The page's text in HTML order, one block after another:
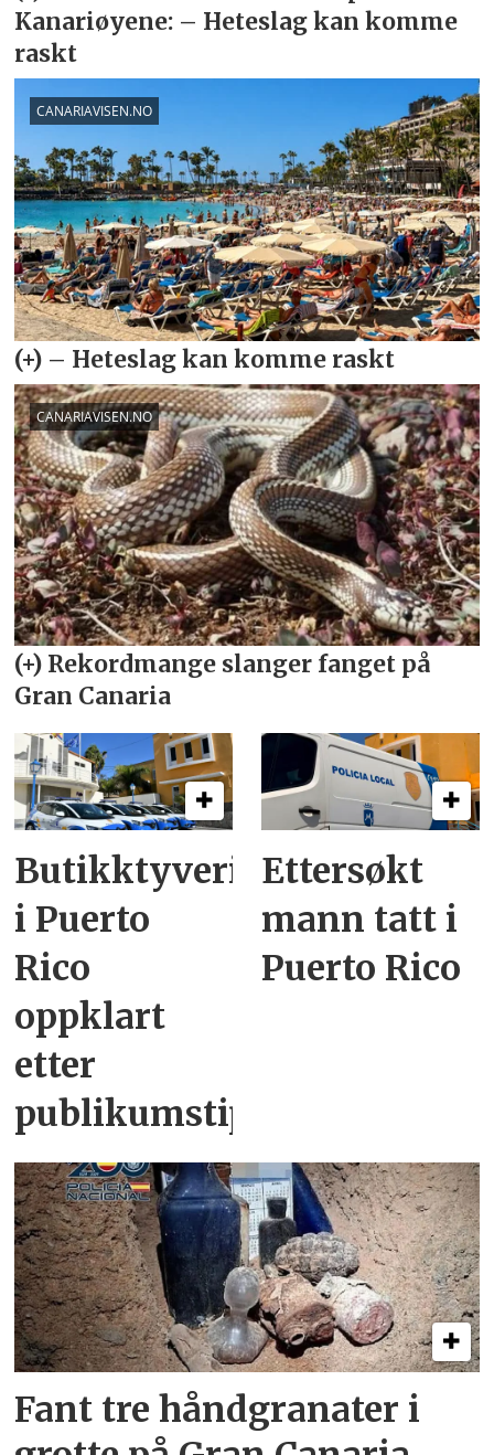
Butikktyveri
i Puerto
Rico
oppklart
etter
publikumstips
Ettersøkt
mann tatt i
Puerto Rico
Fant tre håndgranater i